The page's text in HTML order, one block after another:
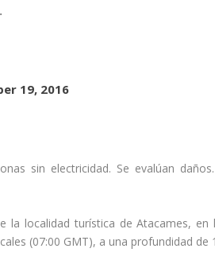
19, 2016
sin electricidad. Se evalúan
localidad turística de Atacames, en
(07:00 GMT), a una profundidad de